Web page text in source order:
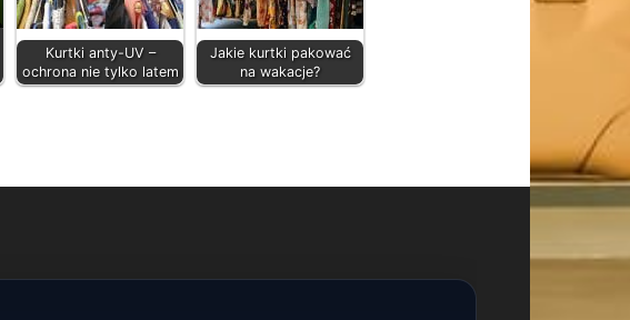
Kurtki anty-UV –
ochrona nie tylko latem
Jakie kurtki pakować
na wakacje?